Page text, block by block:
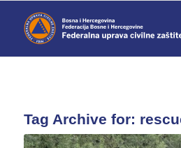
Tag Archive for: